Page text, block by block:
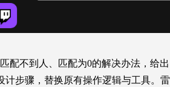
配不到人、匹配为0的解决办法，给
计步骤，替换原有操作逻辑与工具。